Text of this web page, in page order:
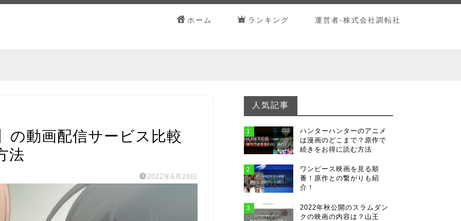
ホーム ランキング 運営者-株式会社調転社
の動画配信サービス比較
法
2022年6月28日
人気記事
1
ハンターハンターのアニメ
は漫画のどこまで？原作で
続きをお得に読む方法
2
ワンピース映画を見る順
番！原作との繋がりも紹
介！
3
2022年秋公開のスラムダン
クの映画の内容は？山王